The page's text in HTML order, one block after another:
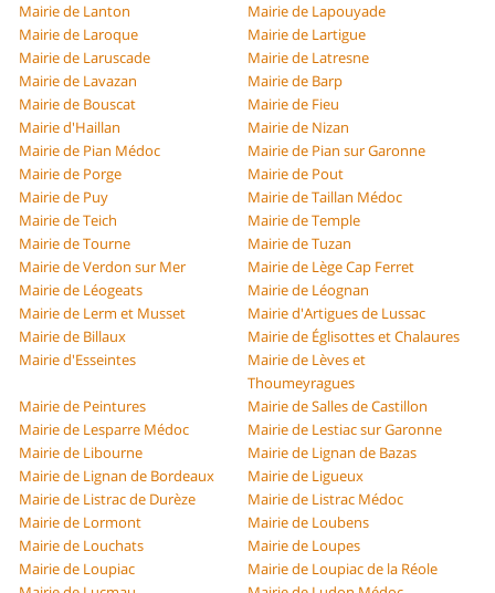
Mairie de Lanton
Mairie de Lapouyade
Mairie de Laroque
Mairie de Lartigue
Mairie de Laruscade
Mairie de Latresne
Mairie de Lavazan
Mairie de Barp
Mairie de Bouscat
Mairie de Fieu
Mairie d'Haillan
Mairie de Nizan
Mairie de Pian Médoc
Mairie de Pian sur Garonne
Mairie de Porge
Mairie de Pout
Mairie de Puy
Mairie de Taillan Médoc
Mairie de Teich
Mairie de Temple
Mairie de Tourne
Mairie de Tuzan
Mairie de Verdon sur Mer
Mairie de Lège Cap Ferret
Mairie de Léogeats
Mairie de Léognan
Mairie de Lerm et Musset
Mairie d'Artigues de Lussac
Mairie de Billaux
Mairie de Églisottes et Chalaures
Mairie d'Esseintes
Mairie de Lèves et
Thoumeyragues
Mairie de Peintures
Mairie de Salles de Castillon
Mairie de Lesparre Médoc
Mairie de Lestiac sur Garonne
Mairie de Libourne
Mairie de Lignan de Bazas
Mairie de Lignan de Bordeaux
Mairie de Ligueux
Mairie de Listrac de Durèze
Mairie de Listrac Médoc
Mairie de Lormont
Mairie de Loubens
Mairie de Louchats
Mairie de Loupes
Mairie de Loupiac
Mairie de Loupiac de la Réole